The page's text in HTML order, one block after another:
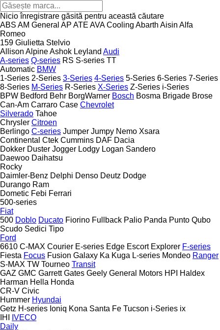
Nicio înregistrare găsită pentru această căutare
ABS AM General AP ATE AVA Cooling Abarth Aisin Alfa
Romeo
159 Giulietta Stelvio
Allison AlpineAshok Leyland Audi
A-series Q-series RS S-series TT
Automatic BMW
1-Series 2-Series 3-Series 4-Series 5-Series 6-Series 7-Series
8-Series M-Series R-Series X-Series Z-Series i-Series
BPW Bedford Behr BorgWarner Bosch Bosma Brigade Brose
Can-Am Carraro Case Chevrolet
Silverado Tahoe
Chrysler Citroen
Berlingo C-series Jumper Jumpy Nemo Xsara
Continental Ctek Cummins DAF Dacia
Dokker Duster Jogger Lodgy Logan Sandero
Daewoo Daihatsu
Rocky
Daimler-Benz Delphi Denso Deutz Dodge
Durango Ram
Dometic Febi Ferrari
500-series
Fiat
500 Doblo Ducato Fiorino Fullback Palio Panda Punto Qubo
Scudo Sedici Tipo
Ford
6610 C-MAX Courier E-series Edge Escort Explorer F-series
Fiesta Focus Fusion Galaxy Ka Kuga L-series Mondeo Ranger
S-MAX TW Tourneo Transit
GAZ GMC Garrett Gates Geely General Motors HPI
Haldex
Harman Hella Honda
CR-V Civic
Hummer Hyundai
Getz H-series Ioniq Kona Santa Fe Tucson i-Series ix
IHI
IVECO
Daily